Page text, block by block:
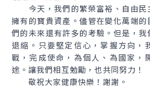
今天，我們的繁榮富裕、自由民
擁有的寶貴資產。儘管在變化萬端
們的未來還有許多的考驗。但是，我
退縮。只要堅定信心，掌握方向，
戰，完成使命，為個人、為國家，
途。讓我們相互勉勵，也共同努力！
敬祝大家健康快樂！謝謝。